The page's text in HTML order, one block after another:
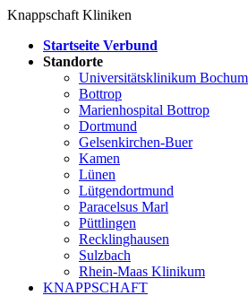
Knappschaft Kliniken
Startseite Verbund
Standorte
Universitätsklinikum Bochum
Bottrop
Marienhospital Bottrop
Dortmund
Gelsenkirchen-Buer
Kamen
Lünen
Lütgendortmund
Paracelsus Marl
Püttlingen
Recklinghausen
Sulzbach
Rhein-Maas Klinikum
KNAPPSCHAFT